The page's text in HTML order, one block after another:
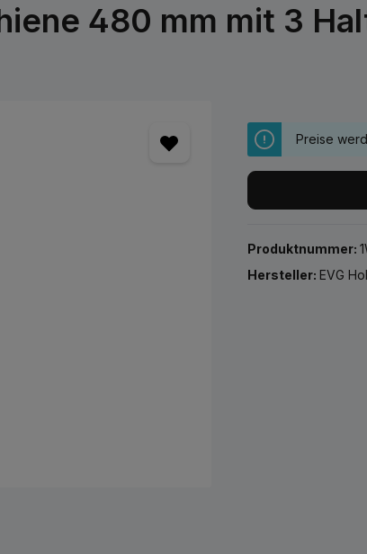
480 mm mit 3
Preise
Produktnummer:
Hersteller:EVG